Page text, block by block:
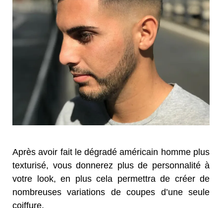
Après avoir fait le dégradé américain homme plus
texturisé, vous donnerez plus de personnalité à
votre look, en plus cela permettra de créer de
nombreuses variations de coupes d’une seule
coiffure.